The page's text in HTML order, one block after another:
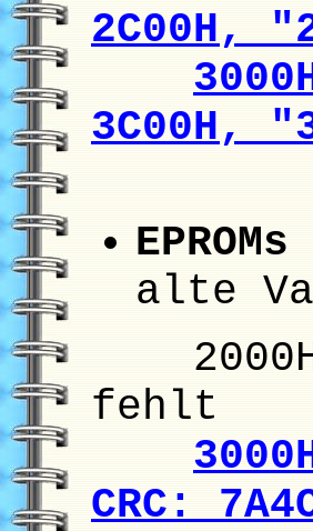
2C00H,
3C00H,
alte
fehlt
CRC: